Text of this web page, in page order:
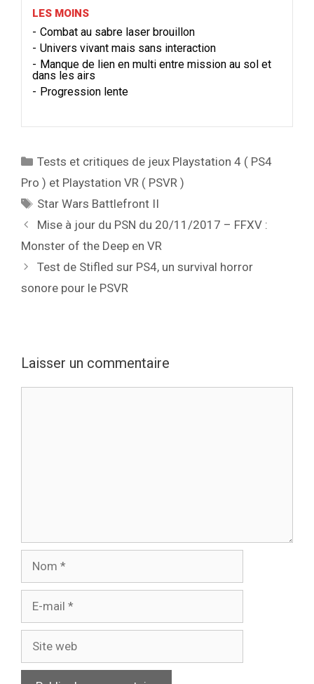
LES MOINS
Combat au sabre laser brouillon
Univers vivant mais sans interaction
Manque de lien en multi entre mission au sol et
dans les airs
Progression lente
Catégories
Tests et critiques de jeux Playstation 4 ( PS4
Pro ) et Playstation VR ( PSVR )
Étiquettes
Star Wars Battlefront II
Mise à jour du PSN du 20/11/2017 – FFXV :
Monster of the Deep en VR
Test de Stifled sur PS4, un survival horror
sonore pour le PSVR
Laisser un commentaire
mail
web